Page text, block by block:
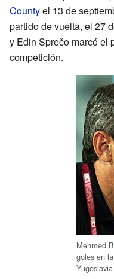
Countyel 13 de
partido de vuelta, el 27
y Edin Sprečo marcó el
competición.
Mehmed
goles en